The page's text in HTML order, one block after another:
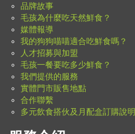
品牌故事
毛孩為什麼吃天然鮮食？
媒體報導
我的狗狗喵喵適合吃鮮食嗎？
人才招募與加盟
毛孩一餐要吃多少鮮食？
我們提供的服務
實體門市販售地點
合作聯繫
多元飲食搭伙及月配盒訂購說明